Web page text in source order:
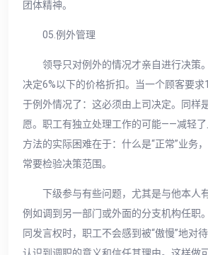
团体精神。
05.例外管理
领导只对例外的情况才亲自进行决策
决定6%以下的价格折扣。当一个顾客要求
于例外情况了：这必须由上司决定。同样
愿。职工有独立处理工作的可能——减轻
方法的实际困难在于：什么是“正常”业务
常要检验决策范围。
下级参与有些问题，尤其是与他本人
例如调到另一部门或外面的分支机构任职
同发言权时，职工不会感到被“傲慢”地对